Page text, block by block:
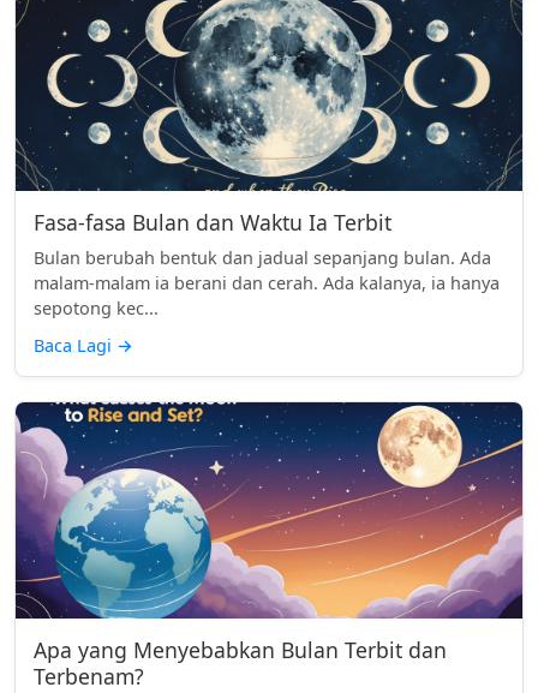
Fasa-fasa Bulan dan Waktu Ia Terbit
Bulan berubah bentuk dan jadual sepanjang bulan. Ada
malam-malam ia berani dan cerah. Ada kalanya, ia hanya
sepotong kec...
Baca Lagi →
Apa yang Menyebabkan Bulan Terbit dan
Terbenam?